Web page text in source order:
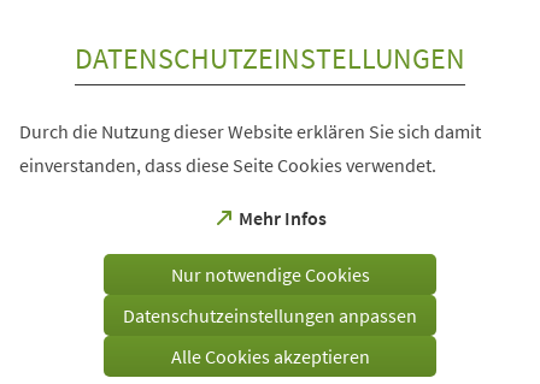
DATENSCHUTZEINSTELLUNGEN
Durch die Nutzung dieser Website erklären Sie sich damit
einverstanden, dass diese Seite Cookies verwendet.
Mehr Infos
(Öffnet
einem
Tab)
Nur notwendige Cookies
Datenschutzeinstellungen anpassen
Alle Cookies akzeptieren